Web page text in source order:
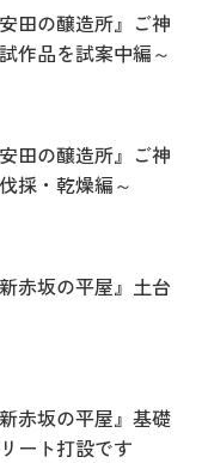
田の醸造所』ご神
作品を試案中編～
田の醸造所』ご神
採・乾燥編～
赤坂の平屋』土台
赤坂の平屋』基礎
ート打設です